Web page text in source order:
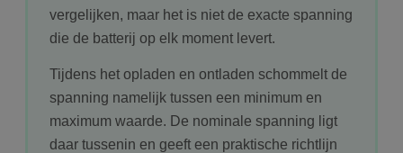
vergelijken, maar het is niet de exacte spanning
die de batterij op elk moment levert.
Tijdens het opladen en ontladen schommelt de
spanning namelijk tussen een minimum en
maximum waarde. De nominale spanning ligt
daar tussenin en geeft een praktische richtlijn